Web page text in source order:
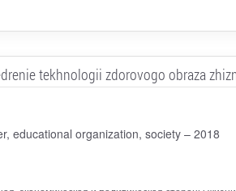
tekhnologii zdorovogo obraza
educational organization, society – 2018